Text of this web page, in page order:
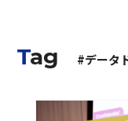
1st Partyデータ活用
Flipdesk
Tag #データ